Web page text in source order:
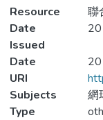
Resource
聯
Date
Issued
Date
URI
Subjects
網
Type